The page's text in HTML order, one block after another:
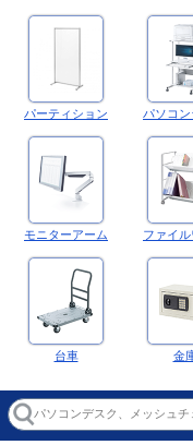
パーティション パソコン
モニターアーム ファイ
台車 金